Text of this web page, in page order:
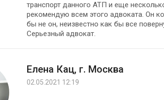
транспорт данного АТП и еще
рекомендую всем этого адвоката. Он
бы не он, неизвестно как бы все
Серьезный адвокат.
Елена Кац, г. Москва
02.05.2021 12:19